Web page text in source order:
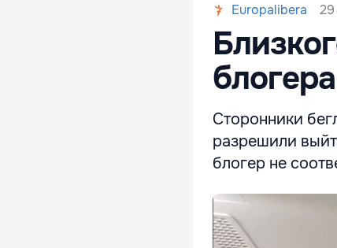
Europalibera 29
Сторонники
разрешили
блогер не